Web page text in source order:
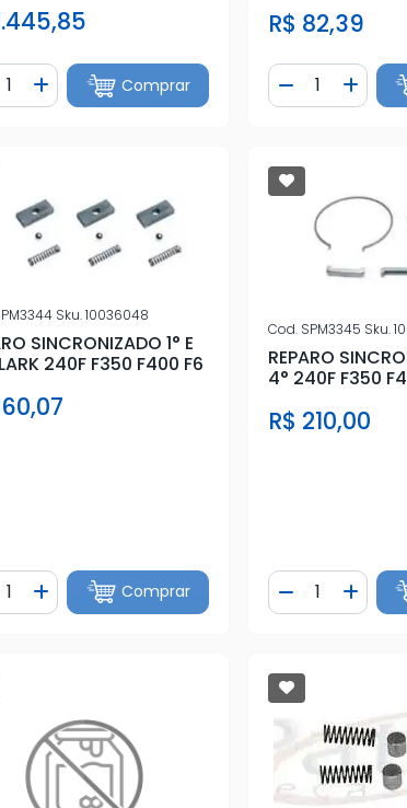
Quantidade
Adicionar Quantidade
Comprar
R$ 82,39
Diminuir
Quantidade
Sku.10036048
SINCRONIZADO 1° E
240F F350 F400 F6
Quantidade
Adicionar Quantidade
Comprar
Cod. SPM3345 Sku.
REPARO
4° 240F F350
R$ 210,00
Diminuir
Quantidade